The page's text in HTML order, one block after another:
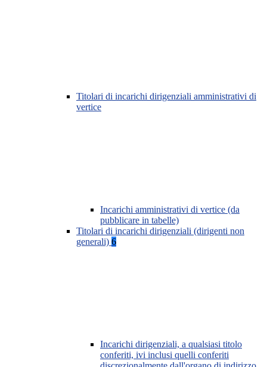
Titolari di incarichi dirigenziali amministrativi di
vertice
Incarichi amministrativi di vertice (da
pubblicare in tabelle)
Titolari di incarichi dirigenziali (dirigenti non
generali) 6
Incarichi dirigenziali, a qualsiasi titolo
conferiti, ivi inclusi quelli conferiti